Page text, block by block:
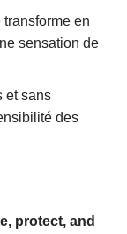
en
sensation de
et sans
des
protect, and